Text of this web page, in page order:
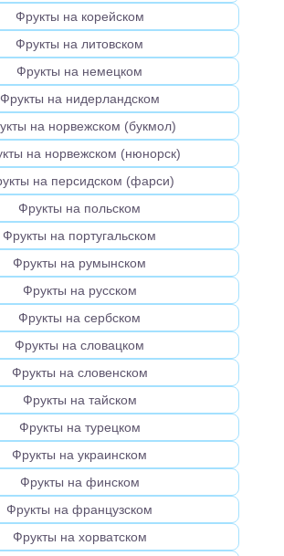
Фрукты на корейском
Фрукты на литовском
Фрукты на немецком
Фрукты на нидерландском
на норвежском (букмол)
на норвежском (нюнорск)
на персидском (фарси)
Фрукты на польском
Фрукты на португальском
Фрукты на румынском
Фрукты на русском
Фрукты на сербском
Фрукты на словацком
Фрукты на словенском
Фрукты на тайском
Фрукты на турецком
Фрукты на украинском
Фрукты на финском
Фрукты на французском
Фрукты на хорватском